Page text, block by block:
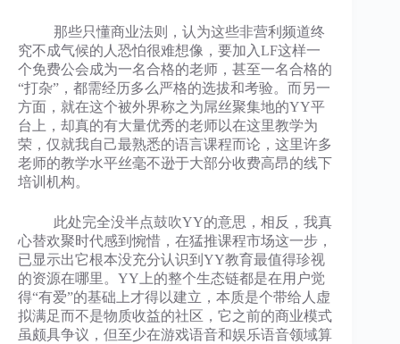
那些只懂商业法则，认为这些非营利频道终
究不成气候的人恐怕很难想像，要加入LF这样一
个免费公会成为一名合格的老师，甚至一名合格的
“打杂”，都需经历多么严格的选拔和考验。而另一
方面，就在这个被外界称之为屌丝聚集地的YY平
台上，却真的有大量优秀的老师以在这里教学为
荣，仅就我自己最熟悉的语言课程而论，这里许多
老师的教学水平丝毫不逊于大部分收费高昂的线下
培训机构。
此处完全没半点鼓吹YY的意思，相反，我真
心替欢聚时代感到惋惜，在猛推课程市场这一步，
已显示出它根本没充分认识到YY教育最值得珍视
的资源在哪里。YY上的整个生态链都是在用户觉
得“有爱”的基础上才得以建立，本质是个带给人虚
拟满足而不是物质收益的社区，它之前的商业模式
虽颇具争议，但至少在游戏语音和娱乐语音领域算